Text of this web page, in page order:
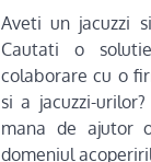
Aveti un jacuzzi
Cautati o
colaborare cu o
si a jacuzzi-
mana de ajutor
domeniul